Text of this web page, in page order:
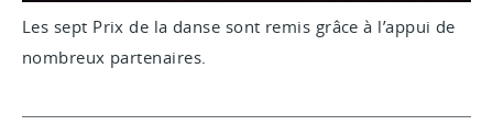
Les sept Prix de la danse sont remis grâce à l’appui de
nombreux partenaires.